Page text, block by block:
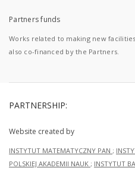
Partners funds
Works related to making new
also co-financed by the Partners.
PARTNERSHIP:
Website created by
INSTYTUT MATEMATYCZNY PAN ;
POLSKIEJ AKADEMII NAUK ; INSTYTUT